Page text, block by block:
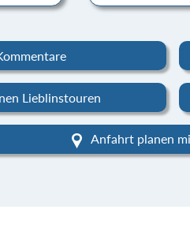
Lieblinstouren
Anfahrt planen